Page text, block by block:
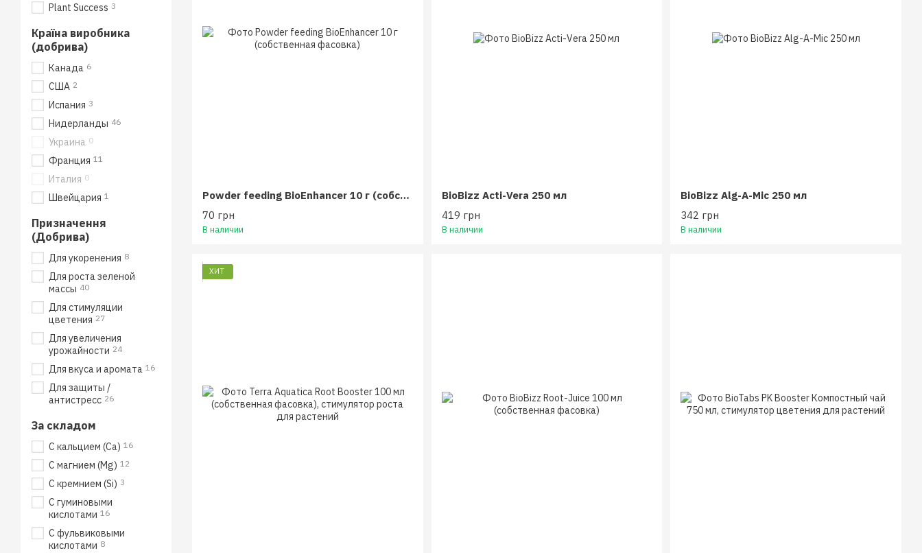
Powder feeding BioEnhancer 10 г (собственная фасовка)
70 грн
В наличии
BioBizz Acti-Vera 250 мл
419 грн
В наличии
BioBizz Alg-A-Mic 250 мл
342 грн
В наличии
ХИТ
Plant Success 3
Країна виробника
(добрива)
Канада 6
США 2
Испания 3
Нидерланды 46
Украина 0
Франция 11
Италия 0
Швейцария 1
Призначення
(Добрива)
Для укоренения 8
Для роста зеленой
массы 40
Для стимуляции
цветения 27
Для увеличения
урожайности 24
Для вкуса и аромата 16
Для защиты /
антистресс 26
За складом
С кальцием (Ca) 16
С магнием (Mg) 12
С кремнием (Si) 3
С гуминовыми
кислотами 16
С фульвиковыми
кислотами 8